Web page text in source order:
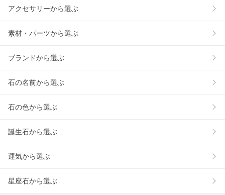
アクセサリーから選ぶ
素材・パーツから選ぶ
ブランドから選ぶ
石の名前から選ぶ
石の色から選ぶ
誕生石から選ぶ
運気から選ぶ
星座石から選ぶ